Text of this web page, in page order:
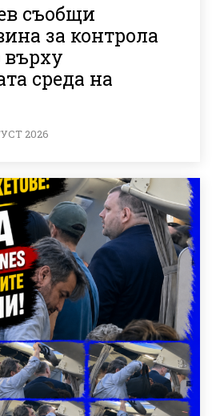
съобщи
за контрола
върху
среда на
2026